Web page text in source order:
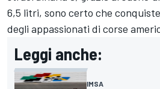
6,5 litri, sono certo che
degli appassionati di corse
Leggi anche:
IMSA